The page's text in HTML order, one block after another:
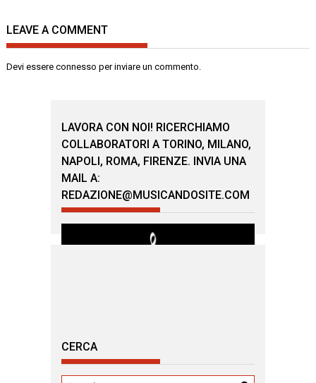
LEAVE A COMMENT
Devi essereconnesso per inviare un commento.
LAVORA CON NOI! RICERCHIAMO
COLLABORATORI A TORINO, MILANO,
NAPOLI, ROMA, FIRENZE. INVIA UNA
MAIL A:
REDAZIONE@MUSICANDOSITE.COM
CERCA